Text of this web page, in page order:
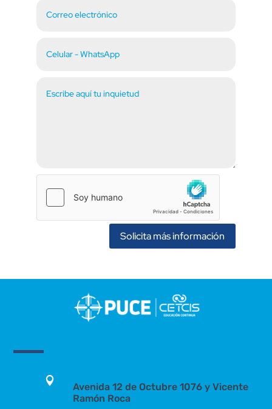
Solicita más información

Avenida 12 de Octubre 1076 y Vicente
Ramón Roca